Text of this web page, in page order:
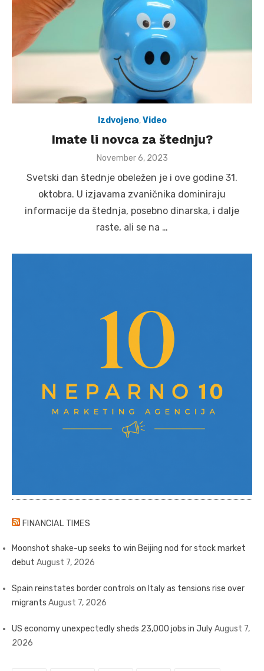
Izdvojeno,Video
Imate li novca za štednju?
Posted
November 6, 2023
Svetski dan štednje obeležen je i ove godine 31.
oktobra. U izjavama zvaničnika dominiraju
informacije da štednja, posebno dinarska, i dalje
raste, ali se na …
FINANCIAL TIMES
Moonshot shake-up seeks to win Beijing nod for stock market
debut August 7, 2026
Spain reinstates border controls on Italy as tensions rise over
migrants August 7, 2026
US economy unexpectedly sheds 23,000 jobs in JulyAugust 7,
2026